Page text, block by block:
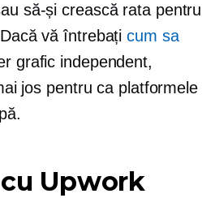
să-și crească rata pentru
vă întrebațicum sa
grafic independent,
jos pentru ca platformele
Upwork